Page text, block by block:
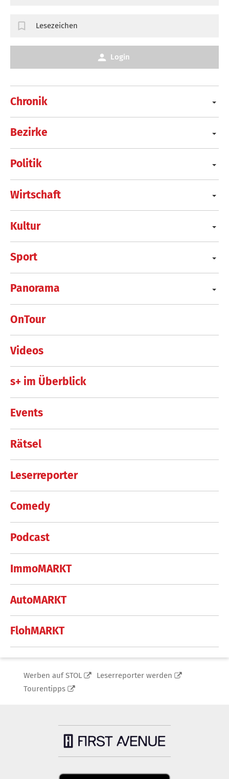
Chronik
Bezirke
Politik
Wirtschaft
Kultur
Sport
Panorama
OnTour
Videos
s+ im Überblick
Events
Rätsel
Leserreporter
Comedy
Podcast
ImmoMARKT
AutoMARKT
FlohMARKT
Lesezeichen
Login
Werben auf STOL
Leserreporter werden
Tourentipps